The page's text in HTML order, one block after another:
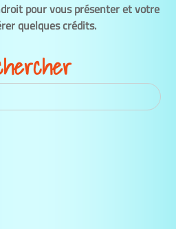
pour vous présenter et votre
quelques crédits.